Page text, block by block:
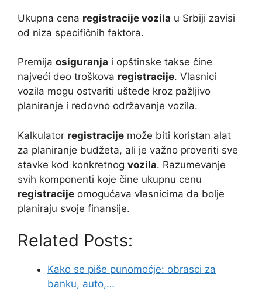
Ukupna cena registracije vozila u Srbiji zavisi
od niza specifičnih faktora.
Premija osiguranja i opštinske takse čine
najveći deo troškova registracije. Vlasnici
vozila mogu ostvariti uštede kroz pažljivo
planiranje i redovno održavanje vozila.
Kalkulator registracije može biti koristan alat
za planiranje budžeta, ali je važno proveriti sve
stavke kod konkretnog vozila. Razumevanje
svih komponenti koje čine ukupnu cenu
registracije omogućava vlasnicima da bolje
planiraju svoje finansije.
Related Posts:
Kako se piše punomoćje: obrasci za
banku, auto,…